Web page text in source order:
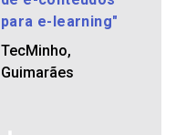
para e-learning"
TecMinho,
Guimarães